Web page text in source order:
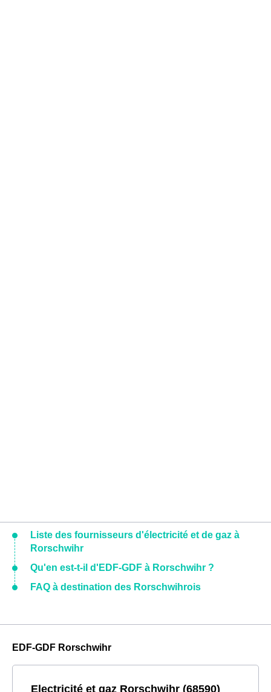
Liste des fournisseurs d'électricité et de gaz à
Rorschwihr
Qu'en est-t-il d'EDF-GDF à Rorschwihr ?
FAQ à destination des Rorschwihrois
EDF-GDF Rorschwihr
Electricité et gaz Rorschwihr (68590)